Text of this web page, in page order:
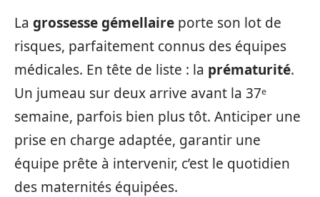
La grossesse gémellaire porte son lot de
risques, parfaitement connus des équipes
médicales. En tête de liste : la prématurité.
Un jumeau sur deux arrive avant la 37ᵉ
semaine, parfois bien plus tôt. Anticiper une
prise en charge adaptée, garantir une
équipe prête à intervenir, c’est le quotidien
des maternités équipées.